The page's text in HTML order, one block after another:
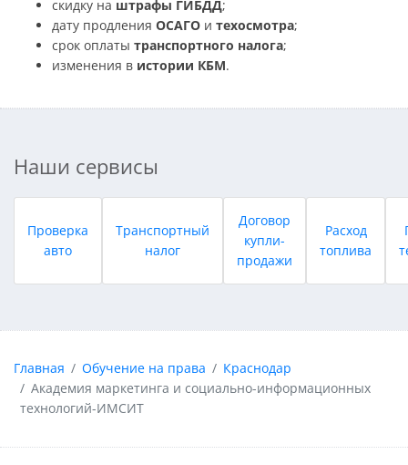
скидку на штрафы ГИБДД;
дату продления ОСАГО и техосмотра;
срок оплаты транспортного налога;
изменения в истории КБМ.
Наши сервисы
Проверка
авто
Транспортный
налог
Договор
купли-
продажи
Расход
топлива
Главная Обучение на права
Краснодар
Академия маркетинга и социально-информационных
технологий-ИМСИТ